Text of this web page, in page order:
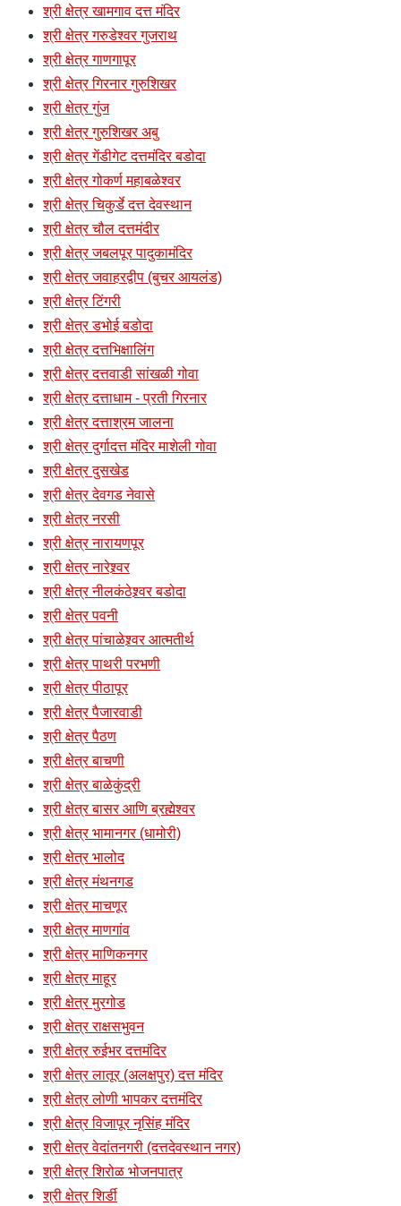
श्री क्षेत्र खामगाव दत्त मंदिर
श्री क्षेत्र गरुडेश्वर गुजराथ
श्री क्षेत्र गाणगापूर
श्री क्षेत्र गिरनार गुरुशिखर
श्री क्षेत्र गुंज
श्री क्षेत्र गुरुशिखर अबु
श्री क्षेत्र गेंडीगेट दत्तमंदिर बडोदा
श्री क्षेत्र गोकर्ण महाबळेश्वर
श्री क्षेत्र चिकुर्डे दत्त देवस्थान
श्री क्षेत्र चौल दत्तमंदीर
श्री क्षेत्र जबलपूर पादुकामंदिर
श्री क्षेत्र जवाहरद्वीप (बुचर आयलंड)
श्री क्षेत्र टिंगरी
श्री क्षेत्र डभोई बडोदा
श्री क्षेत्र दत्तभिक्षालिंग
श्री क्षेत्र दत्तवाडी सांखळी गोवा
श्री क्षेत्र दत्ताधाम - प्रती गिरनार
श्री क्षेत्र दत्ताश्रम जालना
श्री क्षेत्र दुर्गादत्त मंदिर माशेली गोवा
श्री क्षेत्र दुसखेड
श्री क्षेत्र देवगड नेवासे
श्री क्षेत्र नरसी
श्री क्षेत्र नारायणपूर
श्री क्षेत्र नारेश्र्वर
श्री क्षेत्र नीलकंठेश्र्वर बडोदा
श्री क्षेत्र पवनी
श्री क्षेत्र पांचाळेश्र्वर आत्मतीर्थ
श्री क्षेत्र पाथरी परभणी
श्री क्षेत्र पीठापूर
श्री क्षेत्र पैजारवाडी
श्री क्षेत्र पैठण
श्री क्षेत्र बाचणी
श्री क्षेत्र बाळेकुंद्री
श्री क्षेत्र बासर आणि ब्रह्मेश्वर
श्री क्षेत्र भामानगर (धामोरी)
श्री क्षेत्र भालोद
श्री क्षेत्र मंथनगड
श्री क्षेत्र माचणूर
श्री क्षेत्र माणगांव
श्री क्षेत्र माणिकनगर
श्री क्षेत्र माहूर
श्री क्षेत्र मुरगोड
श्री क्षेत्र राक्षसभुवन
श्री क्षेत्र रुईभर दत्तमंदिर
श्री क्षेत्र लातूर (अलक्षपुर) दत्त मंदिर
श्री क्षेत्र लोणी भापकर दत्तमंदिर
श्री क्षेत्र विजापूर नृसिंह मंदिर
श्री क्षेत्र वेदांतनगरी (दत्तदेवस्थान नगर)
श्री क्षेत्र शिरोळ भोजनपात्र
श्री क्षेत्र शिर्डी